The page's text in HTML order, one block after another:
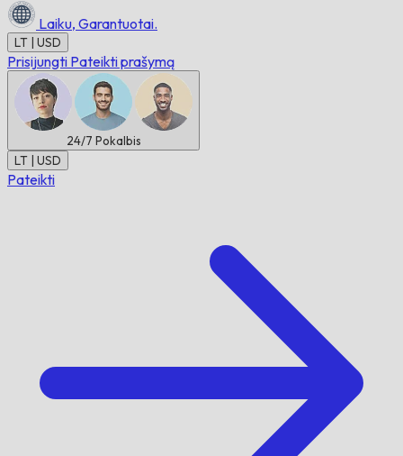
Laiku, Garantuotai.
LT | USD
Prisijungti Pateikti prašymą
24/7 Pokalbis
LT | USD
Pateikti